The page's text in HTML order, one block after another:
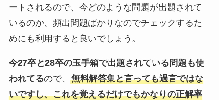
ートされるので、今どのような問題が出題されて
いるのか、頻出問題ばかりなのでチェックするた
めにも利用すると良いでしょう。
今27卒と28卒の玉手箱で出題されている問題も使
われてるので、 無料解答集と言っても過言ではな
いですし、これを覚えるだけでもかなりの正解率